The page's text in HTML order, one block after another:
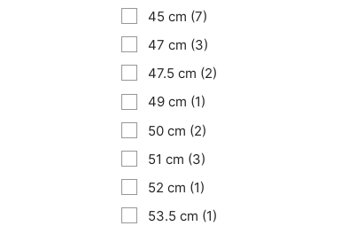
45 cm (7)
47 cm (3)
47.5 cm (2)
49 cm (1)
50 cm (2)
51 cm (3)
52 cm (1)
53.5 cm (1)